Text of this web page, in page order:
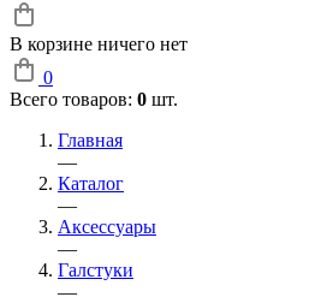
В корзине ничего нет
0
Всего товаров: 0 шт.
Главная
—
Каталог
—
Аксессуары
—
Галстуки
—